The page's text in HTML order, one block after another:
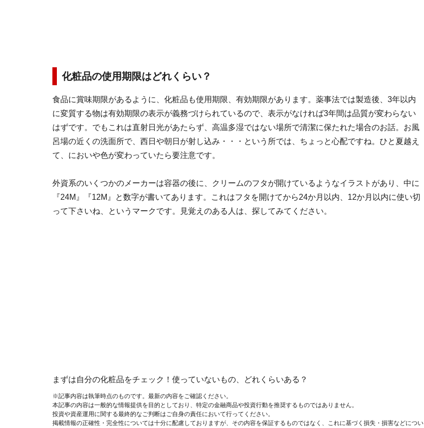
化粧品の使用期限はどれくらい？
食品に賞味期限があるように、化粧品も使用期限、有効期限があります。薬事法では製造後、3年以内
に変質する物は有効期限の表示が義務づけられているので、表示がなければ3年間は品質が変わらない
はずです。でもこれは直射日光があたらず、高温多湿ではない場所で清潔に保たれた場合のお話。お風
呂場の近くの洗面所で、西日や朝日が射し込み・・・という所では、ちょっと心配ですね。ひと夏越え
て、においや色が変わっていたら要注意です。
外資系のいくつかのメーカーは容器の後に、クリームのフタが開けているようなイラストがあり、中に
『24M』『12M』と数字が書いてあります。これはフタを開けてから24か月以内、12か月以内に使い切
って下さいね、というマークです。見覚えのある人は、探してみてください。
まずは自分の化粧品をチェック！使っていないもの、どれくらいある？
※記事内容は執筆時点のものです。最新の内容をご確認ください。
本記事の内容は一般的な情報提供を目的としており、特定の金融商品や投資行動を推奨するものではありません。
投資や資産運用に関する最終的なご判断はご自身の責任において行ってください。
掲載情報の正確性・完全性については十分に配慮しておりますが、その内容を保証するものではなく、これに基づく損失・損害などについ